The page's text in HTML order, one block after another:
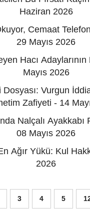
Haziran 2026
Cemaat
29 Mayıs 2026
Hacı
Mayıs 2026
Vurgun
Zafiyeti - 14
Nalçalı Ayakkabı
08 Mayıs 2026
Ağır Yükü: Kul
2026
3 4 5